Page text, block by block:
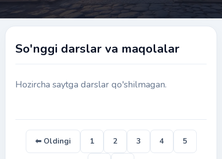
So'nggi darslar va maqolalar
Hozircha saytga darslar qo'shilmagan.
⬅ Oldingi 1 2 3 4 5